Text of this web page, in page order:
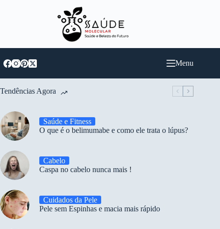
Menu
Tendências Agora
Saúde e Fitness
O que é o belimumabe e como ele trata o lúpus?
Cabelo
Caspa no cabelo nunca mais !
Cuidados da Pele
Pele sem Espinhas e macia mais rápido